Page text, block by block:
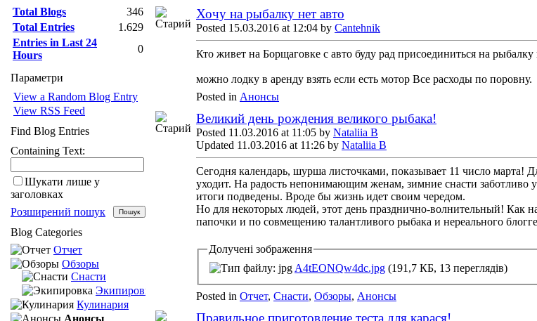
Хочу на рыбалку нет авто
Posted 15.03.2016 at 12:04 by Cantehnik
Кто живет на Борщаговке с авто буду рад присоединиться на
можно лодку в аренду взять если есть мотор Все расходы по поровну.
Posted in Анонсы
Великий день рождения великого рыбака!
Posted 11.03.2016 at 11:05 by Nataliia B
Updated 11.03.2016 at 11:26 by Nataliia B
Сегодня календарь, шурша листочками, показывает 11 число
уходит. На радость непонимающим женам, зимние снасти
итоги подведены. Вроде бы жизнь идет своим чередом.
Но для некоторых людей, этот день празднично-волнительный! Как
папочки и по совмещению талантливого рыбака и нереального
Долучені зображення
A4tEONQw4dc.jpg (191,7 КБ, 13 переглядів)
Posted in Отчет, Снасти, Обзоры, Анонсы
Правильное приготовление теста для карася!
Total Blogs
346
Total Entries
1.629
Entries in Last 24
Hours
0
Параметри
View a Random Blog Entry
View RSS Feed
Find Blog Entries
Containing Text:
Шукати лише у
заголовках
Розширений пошук
Blog Categories
Отчет
Обзоры
Снасти
Экипировка
Кулинария
Анонсы